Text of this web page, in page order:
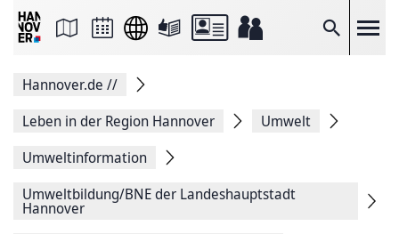
Suche
Seite
Facebook
teilen
Seitenlink
Seite
Drucken
Hannover.de //
Leben in der Region Hannover
Umwelt
Umweltinformation
Umweltbildung/BNE der Landeshauptstadt
Hannover